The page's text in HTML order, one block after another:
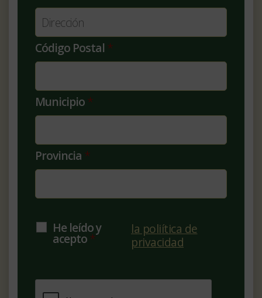
Código Postal *
Municipio*
Provincia *
He leído y
acepto*
la poliítica de
privacidad